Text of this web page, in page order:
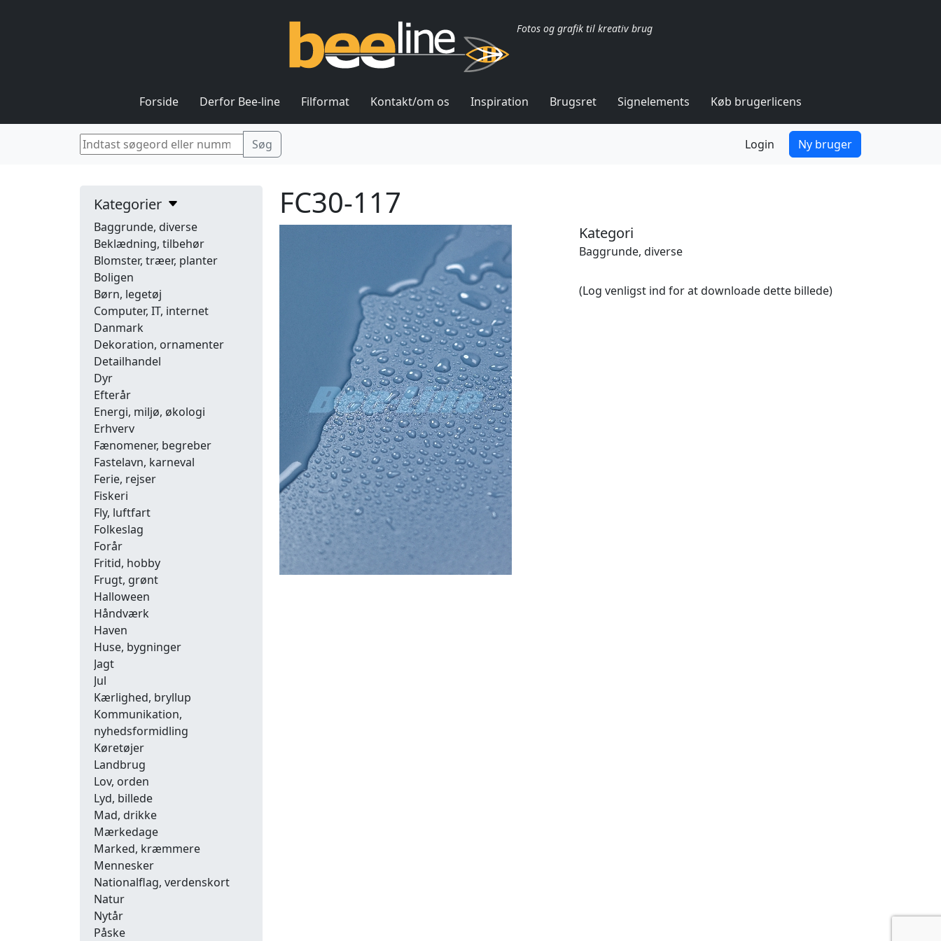
Fotos og grafik til kreativ brug
Forside Derfor Bee-line Filformat Kontakt/om os Inspiration Brugsret Signelements Køb brugerlicens
Login Ny bruger
Kategorier
Baggrunde, diverse
Beklædning, tilbehør
Blomster, træer, planter
Boligen
Børn, legetøj
Computer, IT, internet
Danmark
Dekoration, ornamenter
Detailhandel
Dyr
Efterår
Energi, miljø, økologi
Erhverv
Fænomener, begreber
Fastelavn, karneval
Ferie, rejser
Fiskeri
Fly, luftfart
Folkeslag
Forår
Fritid, hobby
Frugt, grønt
Halloween
Håndværk
Haven
Huse, bygninger
Jagt
Jul
Kærlighed, bryllup
Kommunikation,
nyhedsformidling
Køretøjer
Landbrug
Lov, orden
Lyd, billede
Mad, drikke
Mærkedage
Marked, kræmmere
Mennesker
Nationalflag, verdenskort
Natur
Nytår
Påske
FC30-117
Kategori
Baggrunde, diverse
(Log venligst ind for at downloade dette billede)